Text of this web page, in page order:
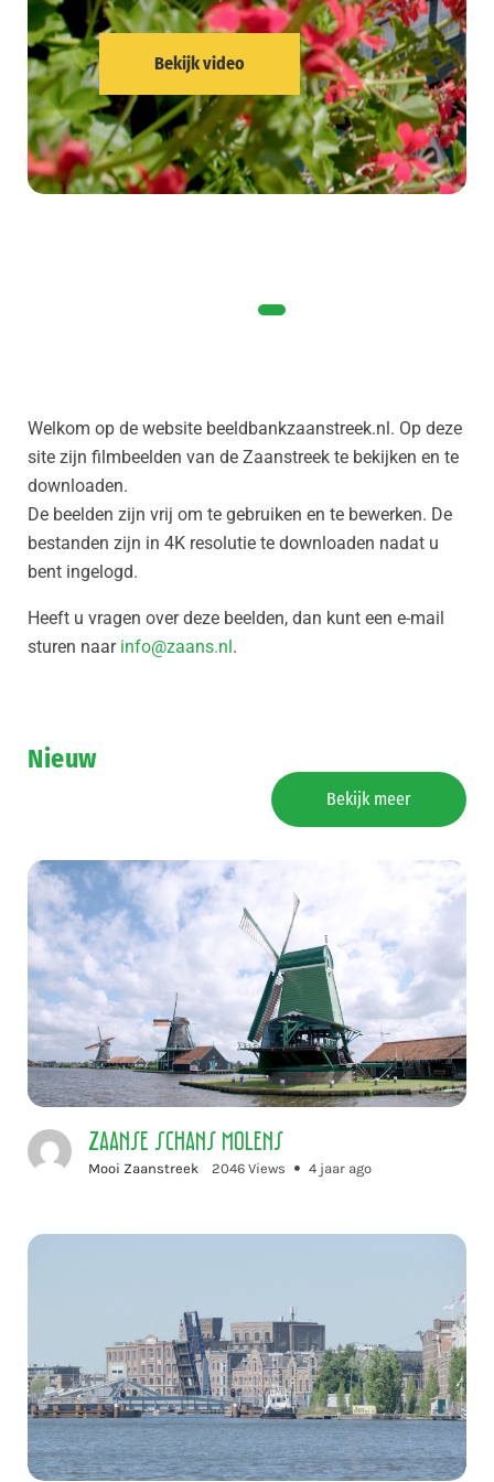
water naar de molens
vervoerd, en vele
eindproducten richting
Amsterdam.
Bekijk video
Welkom op de website beeldbankzaanstreek.nl. Op deze
site zijn filmbeelden van de Zaanstreek te bekijken en te
downloaden.
De beelden zijn vrij om te gebruiken en te bewerken. De
bestanden zijn in 4K resolutie te downloaden nadat u
bent ingelogd.
Heeft u vragen over deze beelden, dan kunt een e-mail
sturen naar info@zaans.nl.
Nieuw
Bekijk meer
Zaanse Schans molens
Mooi Zaanstreek 2046 Views 4 jaar ago